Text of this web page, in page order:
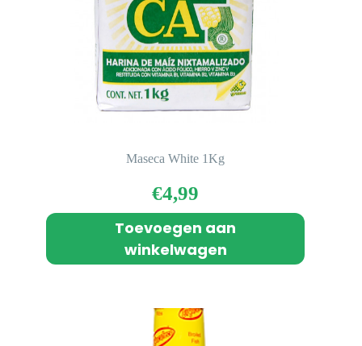
Maseca White 1Kg
€4,99
Toevoegen aan
winkelwagen